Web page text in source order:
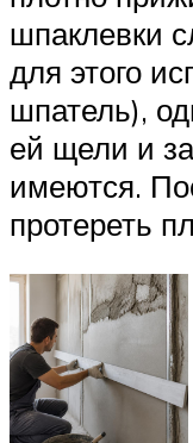
шпаклевки
для этого
шпатель),
ей щели и
имеются.
протереть